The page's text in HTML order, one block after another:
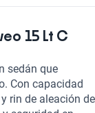
15 Lt C
sedán que
Con capacidad
rin de aleación de